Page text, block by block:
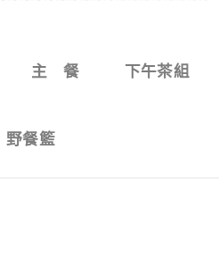
主 餐 下午茶組
野餐籃